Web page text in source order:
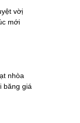
vờị
mới
nhòa
băng giá